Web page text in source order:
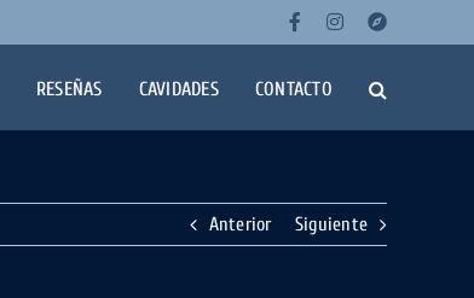
Facebook
RESEÑAS CAVIDADES CONTACTO
Anterior Siguiente